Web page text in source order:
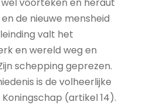
de nieuwe mensheid
valt het
en wereld weg en
schepping geprezen.
is de volheerlijke
(artikel 14).